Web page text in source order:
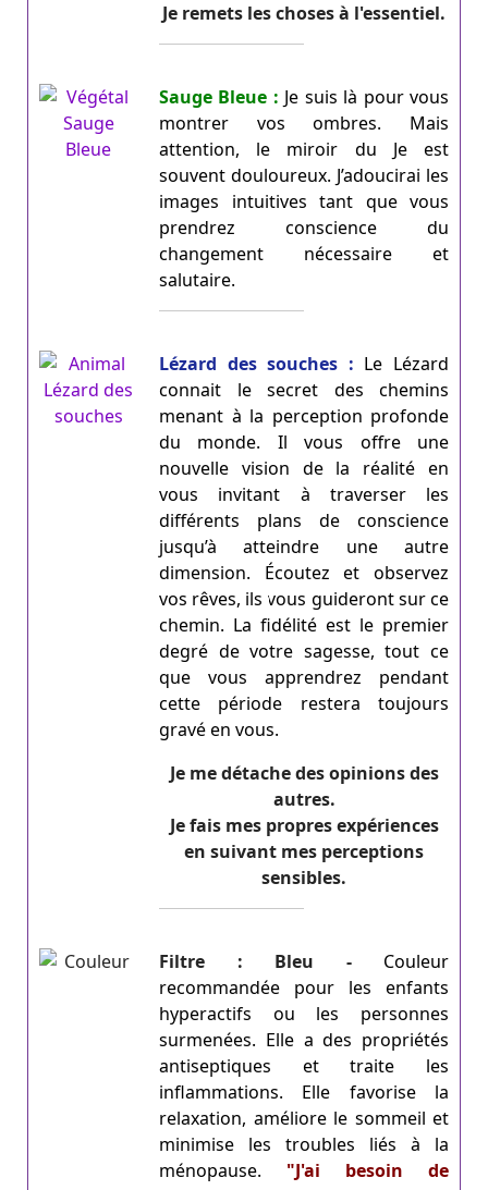
Je remets les choses à l'essentiel.
Sauge Bleue : Je suis là pour vous
montrer vos ombres. Mais
attention, le miroir du Je est
souvent douloureux. J’adoucirai les
images intuitives tant que vous
prendrez conscience du
changement nécessaire et
salutaire.
Lézard des souches : Le Lézard
connait le secret des chemins
menant à la perception profonde
du monde. Il vous offre une
nouvelle vision de la réalité en
vous invitant à traverser les
différents plans de conscience
jusqu’à atteindre une autre
dimension. Écoutez et observez
vos rêves, ils vous guideront sur ce
chemin. La fidélité est le premier
degré de votre sagesse, tout ce
que vous apprendrez pendant
cette période restera toujours
gravé en vous.
Je me détache des opinions des
autres.
Je fais mes propres expériences
en suivant mes perceptions
sensibles.
Filtre : Bleu - Couleur
recommandée pour les enfants
hyperactifs ou les personnes
surmenées. Elle a des propriétés
antiseptiques et traite les
inflammations. Elle favorise la
relaxation, améliore le sommeil et
minimise les troubles liés à la
ménopause. "J'ai besoin de